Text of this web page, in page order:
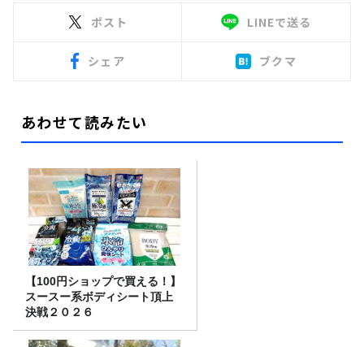
ポスト LINEで送る
シェア ブクマ
あわせて読みたい
【100円ショップで買える！】
スースー系ボディシート頂上
決戦２０２６